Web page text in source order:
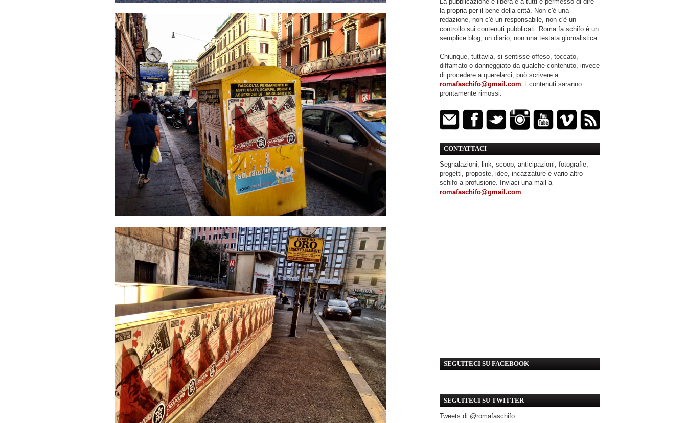
la propria per il bene della città. Non c'è una
redazione, non c'è un responsabile, non c'è un
controllo sui contenuti pubblicati: Roma fa schifo è un
semplice blog, un diario, non una testata giornalistica.
Chiunque, tuttavia, si sentisse offeso, toccato,
diffamato o danneggiato da qualche contenuto, invece
di procedere a querelarci, può scrivere a
romafaschifo@gmail.com: i contenuti saranno
prontamente rimossi.
CONTATTACI
Segnalazioni, link, scoop, anticipazioni, fotografie,
progetti, proposte, idee, incazzature e vario altro
schifo a profusione. Inviaci una mail a
romafaschifo@gmail.com
SEGUITECI SU FACEBOOK
SEGUITECI SU TWITTER
Tweets di @romafaschifo